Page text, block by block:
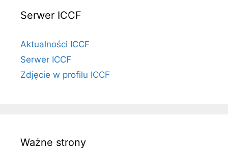
Serwer ICCF
Aktualności ICCF
Serwer ICCF
Zdjęcie w profilu ICCF
Ważne strony